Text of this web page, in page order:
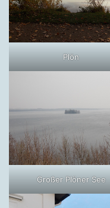
Plön
Großer Plöner See